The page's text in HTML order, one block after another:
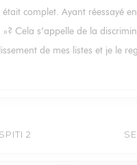
complet. Ayant réessayé
Cela s’appelle de la
de mes listes et je le
2